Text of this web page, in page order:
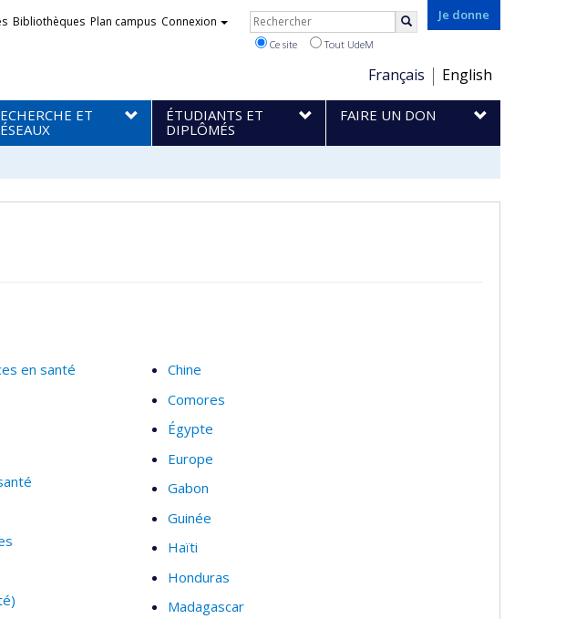
Je donne
Choix
de
la
langue
Français English
Bibliothèques Plan campus Connexion Rechercher
Ce site Tout UdeM
ET
ÉTUDIANTS ET
DIPLÔMÉS
FAIRE UN DON
en santé
Chine
Comores
Égypte
Europe
Gabon
Guinée
Haïti
Honduras
Madagascar